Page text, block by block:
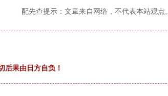
配先查提示：文章来自网络，不代表本站观点。
后果由日方自负！